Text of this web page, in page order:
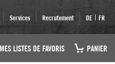
Services Recrutement DE FR
MES LISTES DE FAVORIS PANIER